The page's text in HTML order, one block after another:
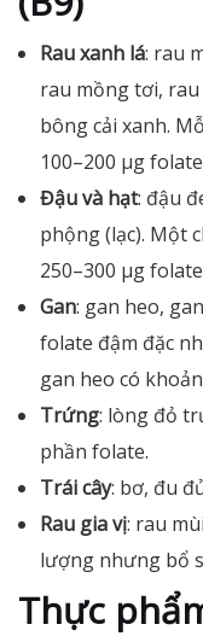
Rau xanh lá: rau
rau mồng tơi, rau
bông cải xanh.
100–200 µg
Đậu và hạt: đậu
phộng (lạc). Một
250–300 µg
Gan: gan heo,
folate đậm đặc
gan heo có
Trứng: lòng đỏ
phần folate.
Trái cây: bơ, đu
Rau gia vị: rau
lượng nhưng bổ
Thực